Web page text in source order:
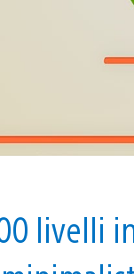
livelli